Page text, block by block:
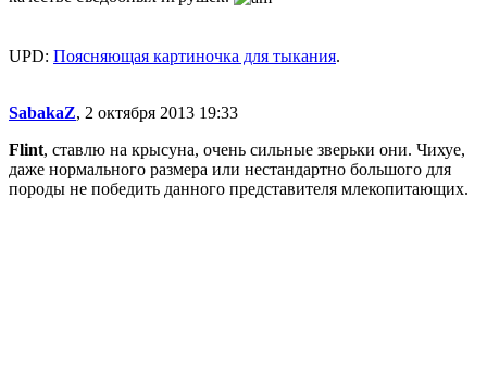
UPD: Поясняющая картиночка для тыкания.
SabakaZ, 2 октября 2013 19:33
Flint, ставлю на крысуна, очень сильные зверьки они. Чихуе,
даже нормального размера или нестандартно большого для
породы не победить данного представителя млекопитающих.